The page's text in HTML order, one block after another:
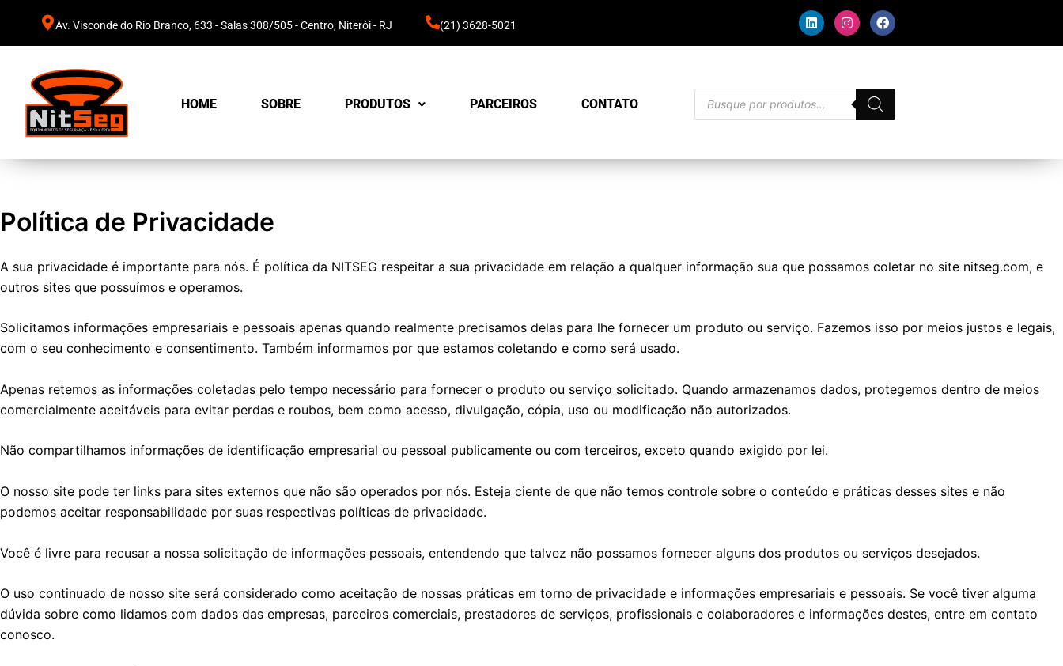
Av. Visconde do Rio Branco, 633 - Salas 308/505 - Centro, Niterói - RJ (21) 3628-5021
L
i
i
n
I
n
r
a
m
F
a
o
HOME SOBRE PRODUTOS PARCEIROS CONTATO
Pesquisar
produtos
Política de Privacidade
A sua privacidade é importante para nós. É política da NITSEG respeitar a sua privacidade em relação a qualquer informação sua que possamos coletar no site nitseg.com, e
outros sites que possuímos e operamos.
Solicitamos informações empresariais e pessoais apenas quando realmente precisamos delas para lhe fornecer um produto ou serviço. Fazemos isso por meios justos e legais,
com o seu conhecimento e consentimento. Também informamos por que estamos coletando e como será usado.
Apenas retemos as informações coletadas pelo tempo necessário para fornecer o produto ou serviço solicitado. Quando armazenamos dados, protegemos dentro de meios
comercialmente aceitáveis ​​para evitar perdas e roubos, bem como acesso, divulgação, cópia, uso ou modificação não autorizados.
Não compartilhamos informações de identificação empresarial ou pessoal publicamente ou com terceiros, exceto quando exigido por lei.
O nosso site pode ter links para sites externos que não são operados por nós. Esteja ciente de que não temos controle sobre o conteúdo e práticas desses sites e não
podemos aceitar responsabilidade por suas respectivas políticas de privacidade.
Você é livre para recusar a nossa solicitação de informações pessoais, entendendo que talvez não possamos fornecer alguns dos produtos ou serviços desejados.
O uso continuado de nosso site será considerado como aceitação de nossas práticas em torno de privacidade e informações empresariais e pessoais. Se você tiver alguma
dúvida sobre como lidamos com dados das empresas, parceiros comerciais, prestadores de serviços, profissionais e colaboradores e informações destes, entre em contato
conosco.